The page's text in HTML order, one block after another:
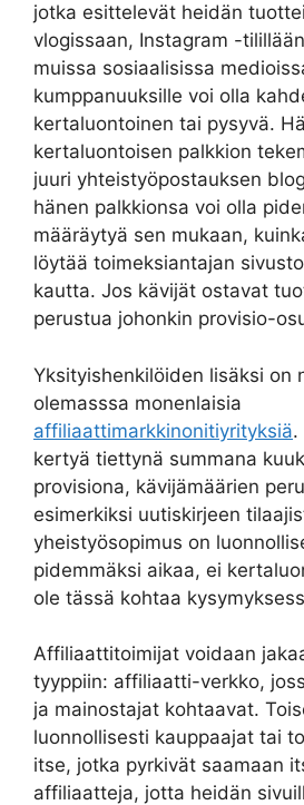
jotka esittelevät heidän
vlogissaan, Instagram -
muissa sosiaalisissa
kumppanuuksille voi olla
kertaluontoinen tai pysyvä.
kertaluontoisen palkkion
juuri yhteistyöpostauksen
hänen palkkionsa voi olla
määräytyä sen mukaan,
löytää toimeksiantajan
kautta. Jos kävijät ostavat
perustua johonkin provisio-
Yksityishenkilöiden lisäksi on
olemasssa monenlaisia
affiliaattimarkkinonitiyrityksiä.
kertyä tiettynä summana
provisiona, kävijämäärien
esimerkiksi uutiskirjeen
yheistyösopimus on
pidemmäksi aikaa, ei
ole tässä kohtaa
Affiliaattitoimijat voidaan
tyyppiin: affiliaatti-verkko,
ja mainostajat kohtaavat.
luonnollisesti kauppaajat tai
itse, jotka pyrkivät saamaan
affiliaatteja, jotta heidän